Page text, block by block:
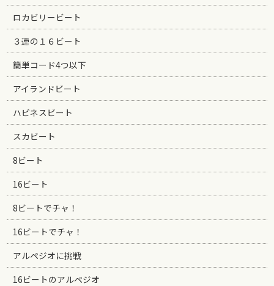
ロカビリービート
３連の１６ビート
簡単コード4つ以下
アイランドビート
ハピネスビート
スカビート
8ビート
16ビート
8ビートでチャ！
16ビートでチャ！
アルペジオに挑戦
16ビートのアルペジオ